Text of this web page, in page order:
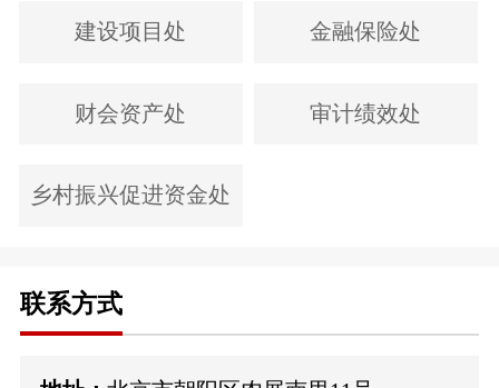
建设项目处 金融保险处
财会资产处 审计绩效处
乡村振兴促进资金处
联系方式